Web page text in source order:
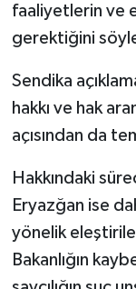
faaliyetlerin ve
gerektiğini
Sendika
hakkı ve hak
açısından da
Hakkındaki
Eryazğan ise
yönelik
Bakanlığın